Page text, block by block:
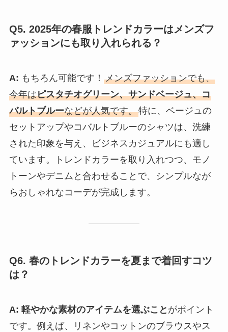
Q5. 2025年の春服トレンドカラーはメンズフ
ァッションにも取り入れられる？
A: もちろん可能です！ メンズファッションでも、
今年はピスタチオグリーン、サンドベージュ、コ
バルトブルーなどが人気です。特に、ベージュの
セットアップやコバルトブルーのシャツは、洗練
された印象を与え、ビジネスカジュアルにも適し
ています。トレンドカラーを取り入れつつ、モノ
トーンやデニムと合わせることで、シンプルなが
らおしゃれなコーデが完成します。
Q6. 春のトレンドカラーを夏まで着回すコツ
は？
A: 軽やかな素材のアイテムを選ぶこと がポイント
です。例えば、リネンやコットンのブラウスやス